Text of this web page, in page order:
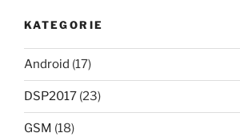
KATEGORIE
Android (17)
DSP2017 (23)
GSM (18)